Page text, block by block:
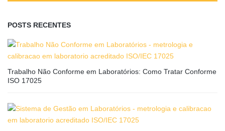
POSTS RECENTES
Trabalho Não Conforme em Laboratórios: Como Tratar Conforme
ISO 17025